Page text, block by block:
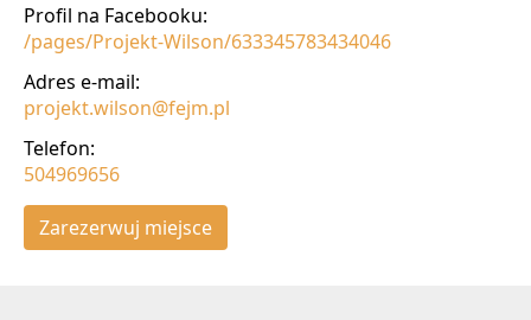
Profil na Facebooku:
/pages/Projekt-Wilson/633345783434046
Adres e-mail:
projekt.wilson@fejm.pl
Telefon:
504969656
Zarezerwuj miejsce